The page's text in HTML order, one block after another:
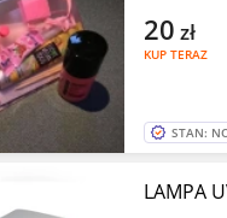
KUP TERAZ
20 zł
STAN:
LAMPA